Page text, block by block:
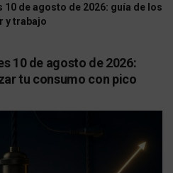
10 de agosto de 2026: guía de los
y trabajo
10 de agosto de 2026:
tu consumo con pico